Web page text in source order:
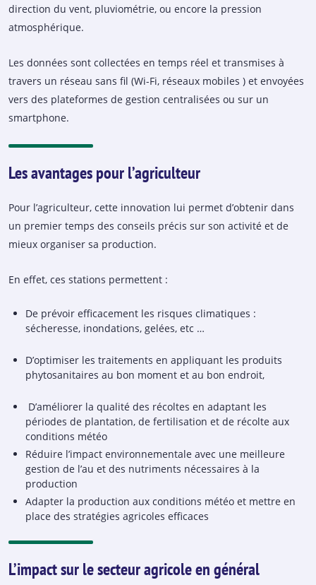
direction du vent, pluviométrie, ou encore la pression
atmosphérique.
Les données sont collectées en temps réel et transmises à
travers un réseau sans fil (Wi-Fi, réseaux mobiles ) et envoyées
vers des plateformes de gestion centralisées ou sur un
smartphone.
Les avantages pour l’agriculteur
Pour l’agriculteur, cette innovation lui permet d’obtenir dans
un premier temps des conseils précis sur son activité et de
mieux organiser sa production.
En effet, ces stations permettent :
De prévoir efficacement les risques climatiques :
sécheresse, inondations, gelées, etc …
D’optimiser les traitements en appliquant les produits
phytosanitaires au bon moment et au bon endroit,
D’améliorer la qualité des récoltes en adaptant les
périodes de plantation, de fertilisation et de récolte aux
conditions météo
Réduire l’impact environnementale avec une meilleure
gestion de l’au et des nutriments nécessaires à la
production
Adapter la production aux conditions météo et mettre en
place des stratégies agricoles efficaces
L’impact sur le secteur agricole en général